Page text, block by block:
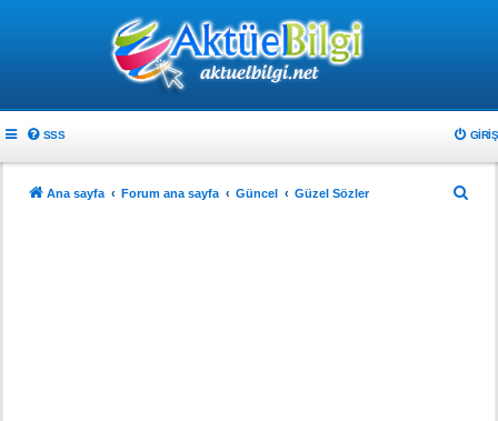
SSS GIRIŞ
Ana sayfa Forum ana sayfa Güncel Güzel Sözler